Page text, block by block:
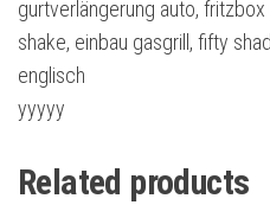
gurtverlängerung auto,
shake, einbau gasgrill, fifty
englisch
yyyyy
Related products